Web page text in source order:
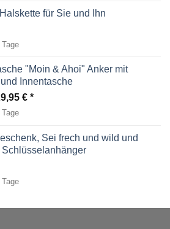
für Sie und Ihn
Tage
"Moin & Ahoi" Anker mit
Innentasche
€
€ Aktueller
29,95 €.
Tage
Sei frech und wild und
Schlüsselanhänger
Tage